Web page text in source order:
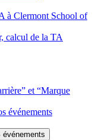
à Clermont School of
calcul de la TA
et “Marque
événements
événements